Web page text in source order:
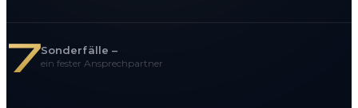
7Sonderfälle –
ein fester Ansprechpartner